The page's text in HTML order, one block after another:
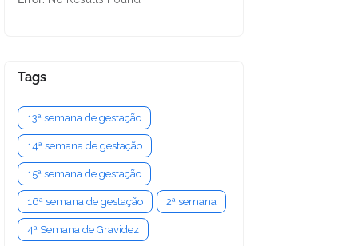
Tags
13ª semana de gestação
14ª semana de gestação
15ª semana de gestação
16ª semana de gestação 2ª semana
4ª Semana de Gravidez